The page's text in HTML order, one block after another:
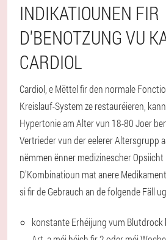
INDIKATIOUNEN FIR
D'BENOTZUNG VU
CARDIOL
Cardiol, e Mëttel fir den normale
Kreislauf-System ze restauréieren,
Hypertonie am Alter vun 18-80 Joer
Vertrieder vun der eelerer Altersgrupp
nëmmen ënner medizinescher Opsiicht
D'Kombinatioun mat anere
si fir de Gebrauch an de folgende Fäll
konstante Erhéijung vum